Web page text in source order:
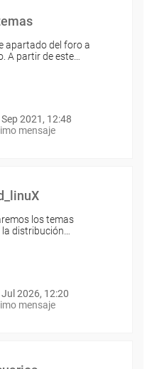
apartado del foro a
A partir de este…
2021, 12:48
mensaje
los temas
distribución…
2026, 12:20
mensaje